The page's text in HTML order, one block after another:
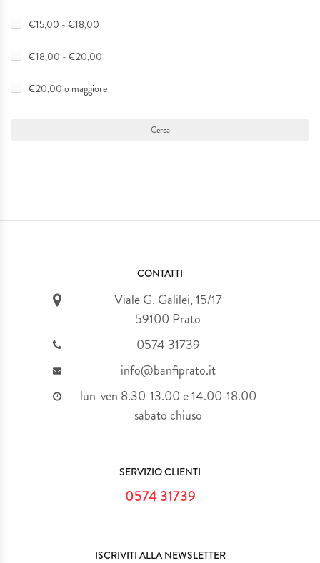
€15,00 - €18,00
€18,00 - €20,00
€20,00 o maggiore
CONTATTI
Viale G. Galilei, 15/17
59100 Prato
0574 31739
info@banfiprato.it
lun-ven 8.30-13.00 e 14.00-18.00
sabato chiuso
SERVIZIO CLIENTI
0574 31739
ISCRIVITI ALLA NEWSLETTER